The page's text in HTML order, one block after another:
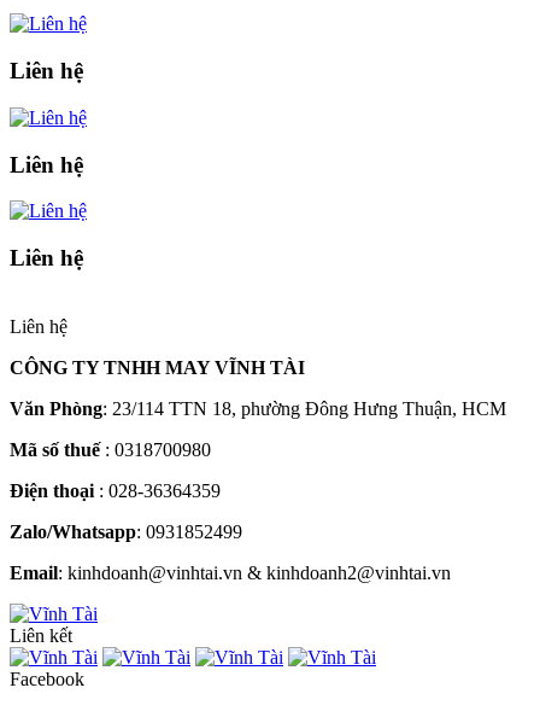
Liên hệ
Liên hệ
Liên hệ
Liên hệ
CÔNG TY TNHH MAY VĨNH TÀI
Văn Phòng: 23/114 TTN 18, phường Đông Hưng Thuận, HCM
Mã số thuế : 0318700980
Điện thoại : 028-36364359
Zalo/Whatsapp: 0931852499
Email: kinhdoanh@vinhtai.vn & kinhdoanh2@vinhtai.vn
Liên kết
Facebook